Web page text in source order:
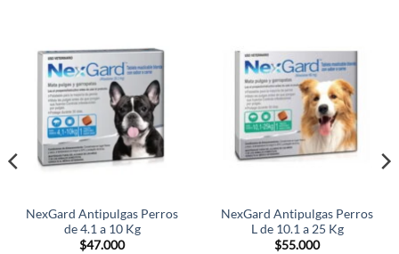
NexGard Antipulgas Perros
de 4.1 a 10 Kg
$47.000
NexGard Antipulgas Perros
L de 10.1 a 25 Kg
$55.000